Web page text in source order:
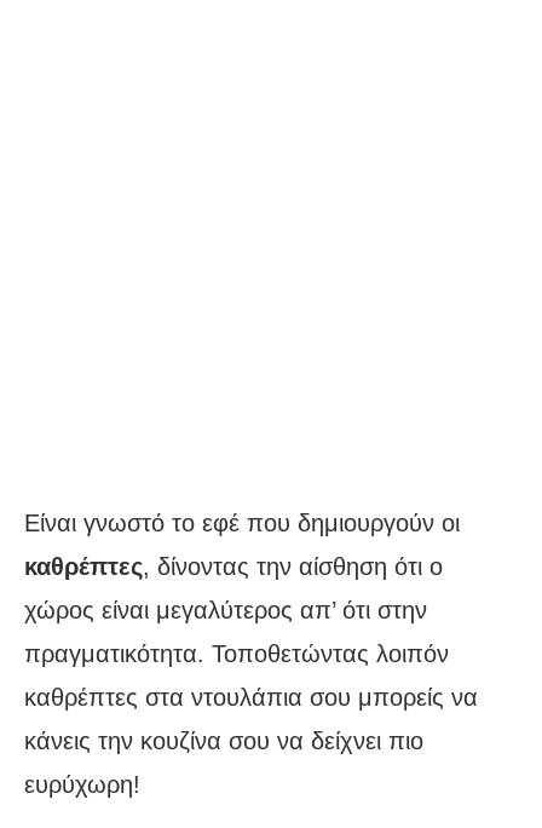
Είναι γνωστό το εφέ που δημιουργούν οι
καθρέπτες, δίνοντας την αίσθηση ότι ο
χώρος είναι μεγαλύτερος απ’ ότι στην
πραγματικότητα. Τοποθετώντας λοιπόν
καθρέπτες στα ντουλάπια σου μπορείς να
κάνεις την κουζίνα σου να δείχνει πιο
ευρύχωρη!